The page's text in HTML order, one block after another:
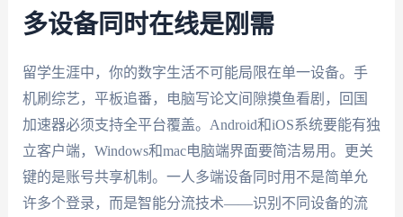
多设备同时在线是刚需
留学生涯中，你的数字生活不可能局限在单一设备。手
机刷综艺，平板追番，电脑写论文间隙摸鱼看剧，回国
加速器必须支持全平台覆盖。Android和iOS系统要能有独
立客户端，Windows和mac电脑端界面要简洁易用。更关
键的是账号共享机制。一人多端设备同时用不是简单允
许多个登录，而是智能分流技术——识别不同设备的流